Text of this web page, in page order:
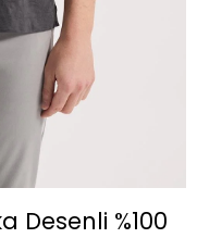
Desenli %100